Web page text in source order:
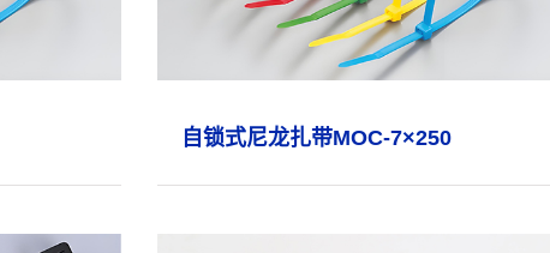
自锁式尼龙扎带MOC-7×250